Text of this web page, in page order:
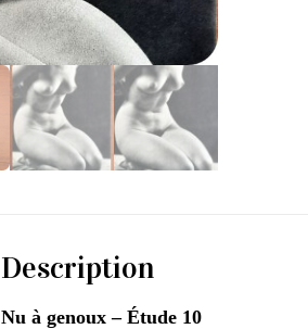
Description
Nu à genoux – Étude 10